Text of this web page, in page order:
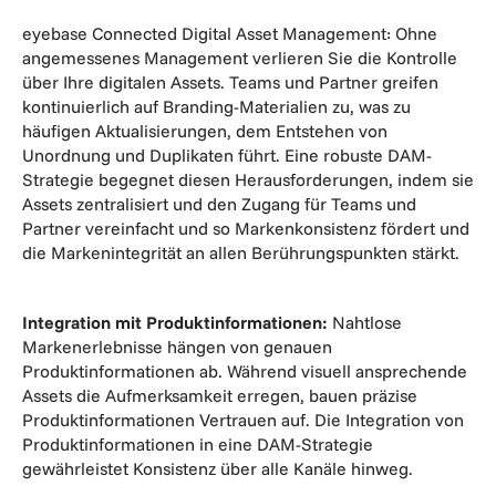
eyebase Connected Digital Asset Management: Ohne
angemessenes Management verlieren Sie die Kontrolle
über Ihre digitalen Assets. Teams und Partner greifen
kontinuierlich auf Branding-Materialien zu, was zu
häufigen Aktualisierungen, dem Entstehen von
Unordnung und Duplikaten führt. Eine robuste DAM-
Strategie begegnet diesen Herausforderungen, indem sie
Assets zentralisiert und den Zugang für Teams und
Partner vereinfacht und so Markenkonsistenz fördert und
die Markenintegrität an allen Berührungspunkten stärkt.
Integration mit Produktinformationen: Nahtlose
Markenerlebnisse hängen von genauen
Produktinformationen ab. Während visuell ansprechende
Assets die Aufmerksamkeit erregen, bauen präzise
Produktinformationen Vertrauen auf. Die Integration von
Produktinformationen in eine DAM-Strategie
gewährleistet Konsistenz über alle Kanäle hinweg.